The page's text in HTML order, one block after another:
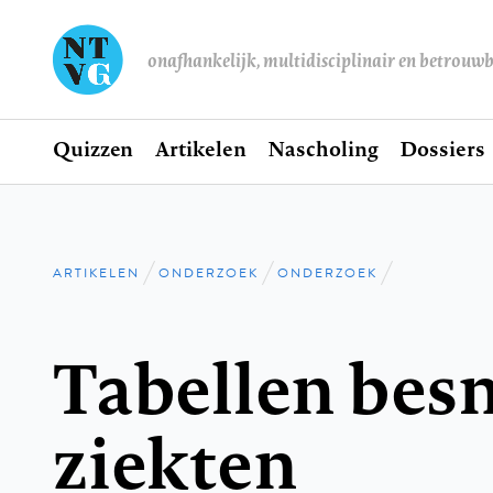
onafhankelijk, multidisciplinair en
Hoofdnavigatie
Home
Quizzen Artikelen Nascholing Dossiers
Kruimelpad
ARTIKELEN ONDERZOEK ONDERZOEK
Tabellen
ziekten